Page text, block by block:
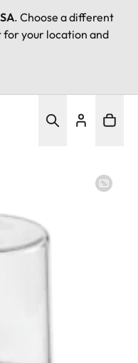
. Choose a different
your location and